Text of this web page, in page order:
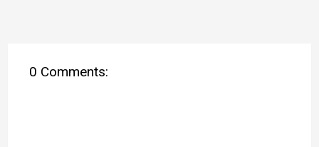
0 Comments: